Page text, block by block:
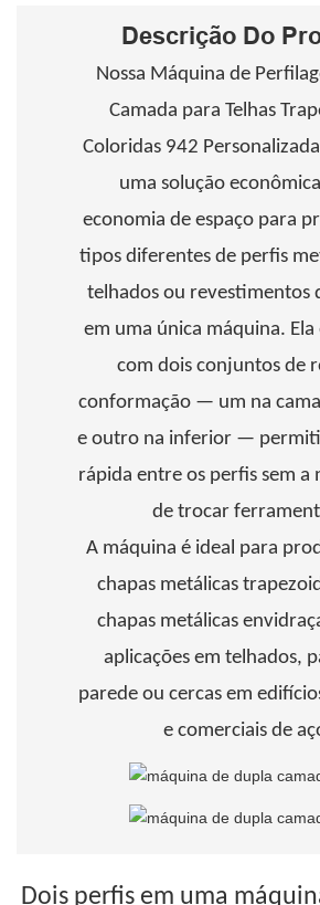
Descrição Do
Nossa Máquina de
Camada para Telhas
Coloridas 942
uma solução
economia de espaço para
tipos diferentes de perfis
telhados ou revestimentos
em uma única máquina. Ela
com dois conjuntos de
conformação — um na
e outro na inferior —
rápida entre os perfis sem a
de trocar
A máquina é ideal para
chapas metálicas
chapas metálicas
aplicações em telhados,
parede ou cercas em
e comerciais de
Dois perfis em uma